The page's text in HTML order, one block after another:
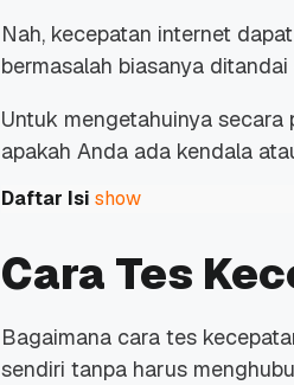
Nah, kecepatan internet
bermasalah biasanya
Untuk mengetahuinya
apakah Anda ada kendala
Daftar Isi show
Cara Tes
Bagaimana cara tes
sendiri tanpa harus